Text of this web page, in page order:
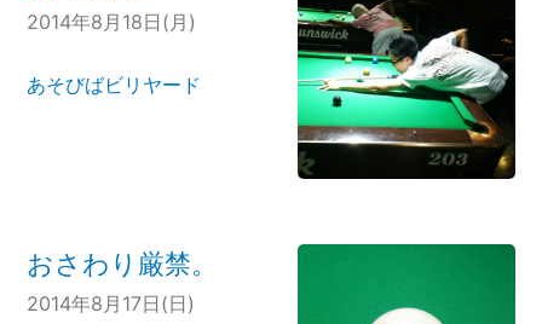
2014年8月18日(月)
あそびばビリヤード
おさわり厳禁。
2014年8月17日(日)